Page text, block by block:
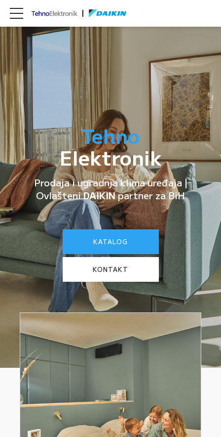
Tehno
Elektronik
Prodaja i ugradnja klima uređaja |
OvlašteniDAIKINpartner za BiH
KATALOG
KONTAKT